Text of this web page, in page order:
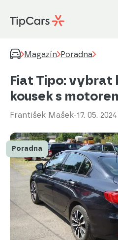
Magazín Poradna
Fiat Tipo: vybrat
kousek s
František Mašek-17. 05. 2024
Poradna